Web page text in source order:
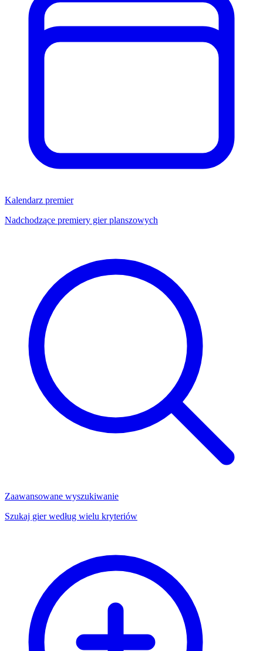
Kalendarz premier
Nadchodzące premiery gier planszowych
Zaawansowane wyszukiwanie
Szukaj gier według wielu kryteriów